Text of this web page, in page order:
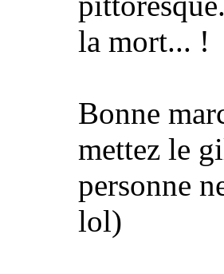
la mort... !
Bonne
mettez le
personne
lol)